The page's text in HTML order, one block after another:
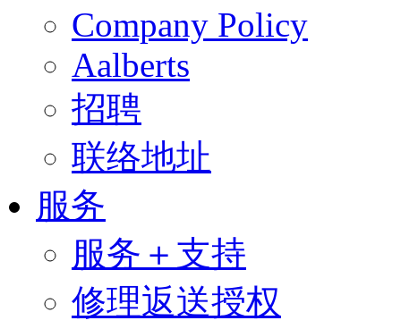
Company Policy
Aalberts
招聘
联络地址
服务
服务＋支持
修理返送授权